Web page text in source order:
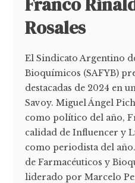
Rosales
El Sindicato Argentino
Bioquímicos (SAFYB)
destacadas de 2024 en
Savoy. Miguel Ángel
como político del año,
calidad de Influencer y
como periodista del
de Farmacéuticos y
liderado por Marcelo